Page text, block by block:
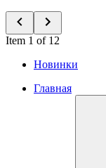
Item 1 of 12
Новинки
Главная